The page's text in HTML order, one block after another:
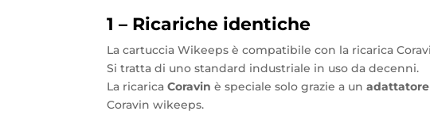
1 – Ricariche identiche
La cartuccia Wikeeps è compatibile con la ricarica
Si tratta di uno standard industriale in uso da decenni.
La ricaricaCoravinè speciale solo grazie a un
Coravin wikeeps.